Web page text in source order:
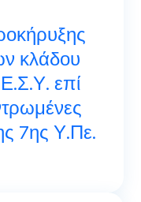
κλάδου
επί
7ης Υ.Πε.